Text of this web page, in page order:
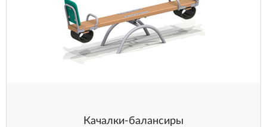
Качалки-балансиры